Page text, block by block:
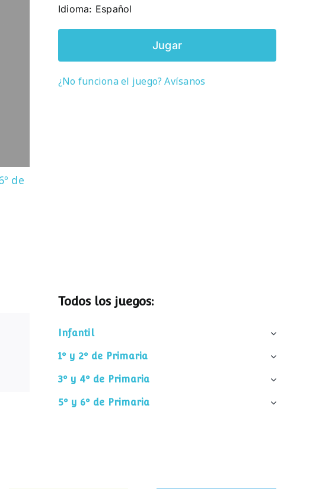
de
Idioma: Español
Jugar
¿No funciona el juego? Avísanos
Todos los juegos:
Infantil
1º y 2º de Primaria
3º y 4º de Primaria
5º y 6º de Primaria